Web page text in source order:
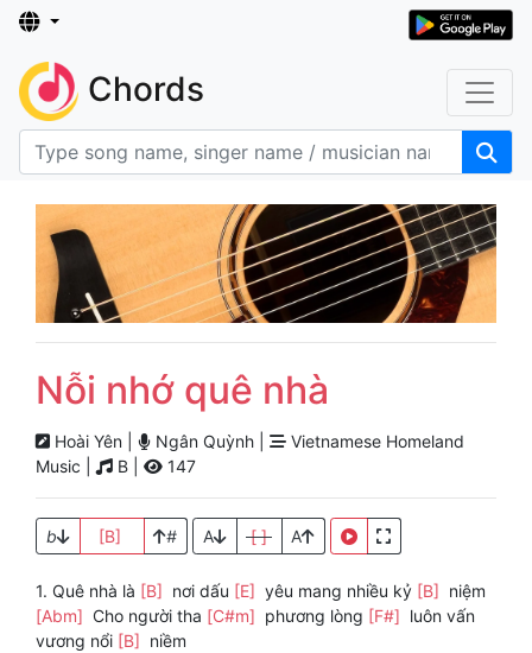
Chords
Nỗi nhớ quê nhà
Hoài Yên | Ngân Quỳnh |
Vietnamese Homeland
Music |
B | 147
b [B] # A [ ] A
1. Quê nhà là [B] nơi dấu [E] yêu mang nhiều kỷ [B] niệm
[Abm] Cho người tha [C#m] phương lòng [F#] luôn vấn
vương nổi [B] niềm